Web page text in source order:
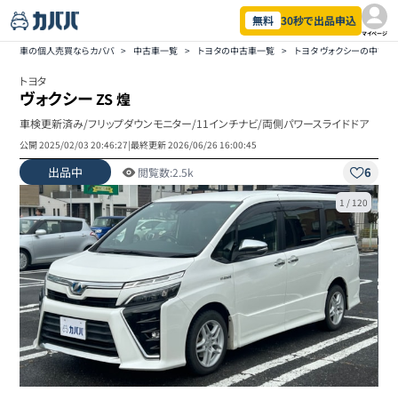
無料 30秒で出品申込
マイページ
車の個人売買ならカババ > 中古車一覧 > トヨタの中古車一覧 > トヨタ ヴォクシーの中古
トヨタ
ヴォクシーZS 煌
車検更新済み/フリップダウンモニター/11インチナビ/両側パワースライドドア
公開2025/02/03 20:46:27|最終更新2026/06/26 16:00:45
出品中 閲覧数:2.5k 6
1 / 120